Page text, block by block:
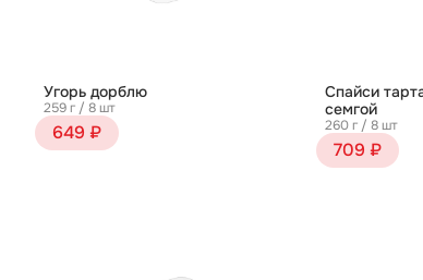
Угорь дорблю
259 г / 8 шт
649 ₽
Спайси
семгой
260 г / 8 шт
709 ₽